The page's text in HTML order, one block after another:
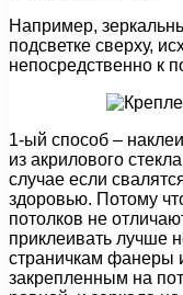
Например,
подсветке сверху,
непосредственно к
1-ый способ –
из акрилового
случае если
здоровью. Потому
потолков не
приклеивать лучше
страничкам фанеры
закрепленным на